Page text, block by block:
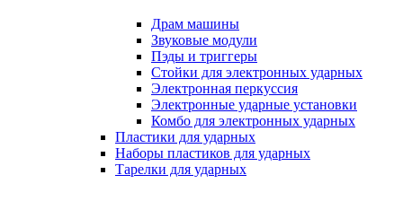
Драм машины
Звуковые модули
Пэды и триггеры
Стойки для электронных ударных
Электронная перкуссия
Электронные ударные установки
Комбо для электронных ударных
Пластики для ударных
Наборы пластиков для ударных
Тарелки для ударных